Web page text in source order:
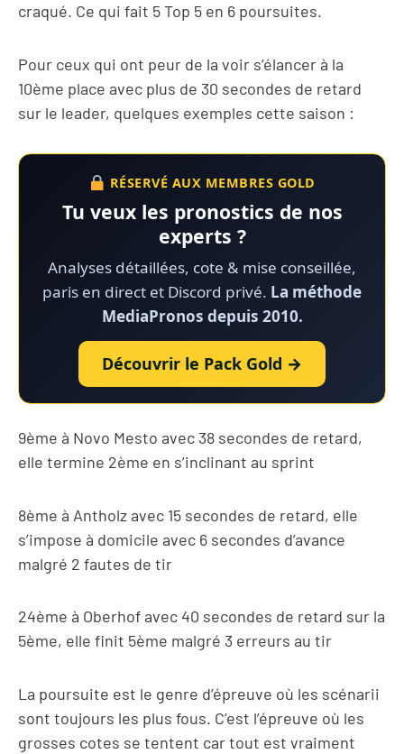
craqué. Ce qui fait 5 Top 5 en 6 poursuites.
Pour ceux qui ont peur de la voir s’élancer à la
10ème place avec plus de 30 secondes de retard
sur le leader, quelques exemples cette saison :
RÉSERVÉ AUX MEMBRES GOLD
Tu veux les pronostics de nos
experts ?
Analyses détaillées, cote & mise conseillée,
paris en direct et Discord privé. La méthode
MediaPronos depuis 2010.
Découvrir le Pack Gold →
9ème à Novo Mesto avec 38 secondes de retard,
elle termine 2ème en s’inclinant au sprint
8ème à Antholz avec 15 secondes de retard, elle
s’impose à domicile avec 6 secondes d’avance
malgré 2 fautes de tir
24ème à Oberhof avec 40 secondes de retard sur la
5ème, elle finit 5ème malgré 3 erreurs au tir
La poursuite est le genre d’épreuve où les scénarii
sont toujours les plus fous. C’est l’épreuve où les
grosses cotes se tentent car tout est vraiment